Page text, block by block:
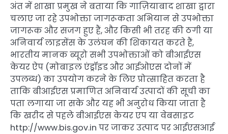
अंत में शाखा प्रमुख ने बताया कि गाज़ियाबाद शाखा द्वारा
चलाए जा रहे उपभोक्ता जागरूकता अभियान से उपभोक्ता
जागरूक और सजग हुए हैं, और किसी भी तरह की ठगी या
अनिवार्य लाइसेंस के उलंघन की शिकायत करते हैं,
भारतीय मानक ब्यूरो सभी उपभोक्ताओं को बीआईएस
केयर ऐप (मोबाइल एंड्रॉइड और आईओएस दोनों में
उपलब्ध) का उपयोग करने के लिए प्रोत्साहित करता है
ताकि बीआईएस प्रमाणित अनिवार्य उत्पादों की सूची का
पता लगाया जा सके और यह भी अनुरोध किया जाता है
कि खरीद से पहले बीआईएस केयर एप या वेबसाइट
http://www.bis.gov.in पर जाकर उत्पाद पर आईएसआई